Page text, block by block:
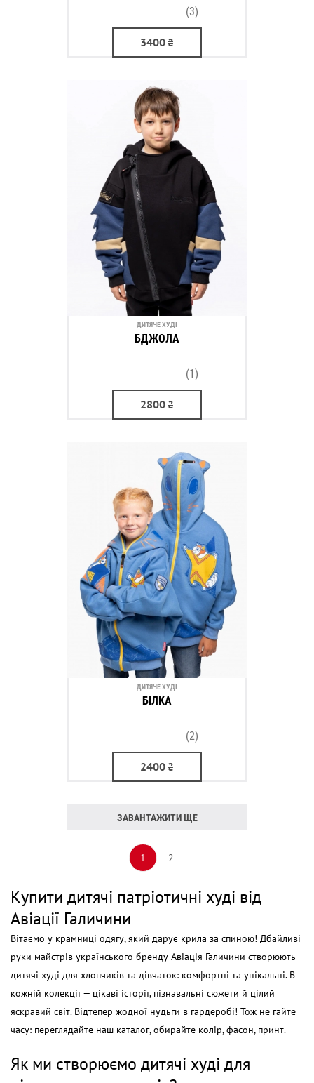
(3)
3400₴
ДИТЯЧЕ ХУДІ
БДЖОЛА
(1)
2800₴
ДИТЯЧЕ ХУДІ
БІЛКА
(2)
2400₴
ЗАВАНТАЖИТИ ЩЕ
1 2
Купити дитячі патріотичні худі від
Авіації Галичини
Вітаємо у крамниці одягу, який дарує крила за спиною! Дбайливі
руки майстрів українського бренду Авіація Галичини створюють
дитячі худі для хлопчиків та дівчаток: комфортні та унікальні. В
кожній колекції — цікаві історії, пізнавальні сюжети й цілий
яскравий світ. Відтепер жодної нудьги в гардеробі! Тож не гайте
часу: переглядайте наш каталог, обирайте колір, фасон, принт.
Як ми створюємо дитячі худі для